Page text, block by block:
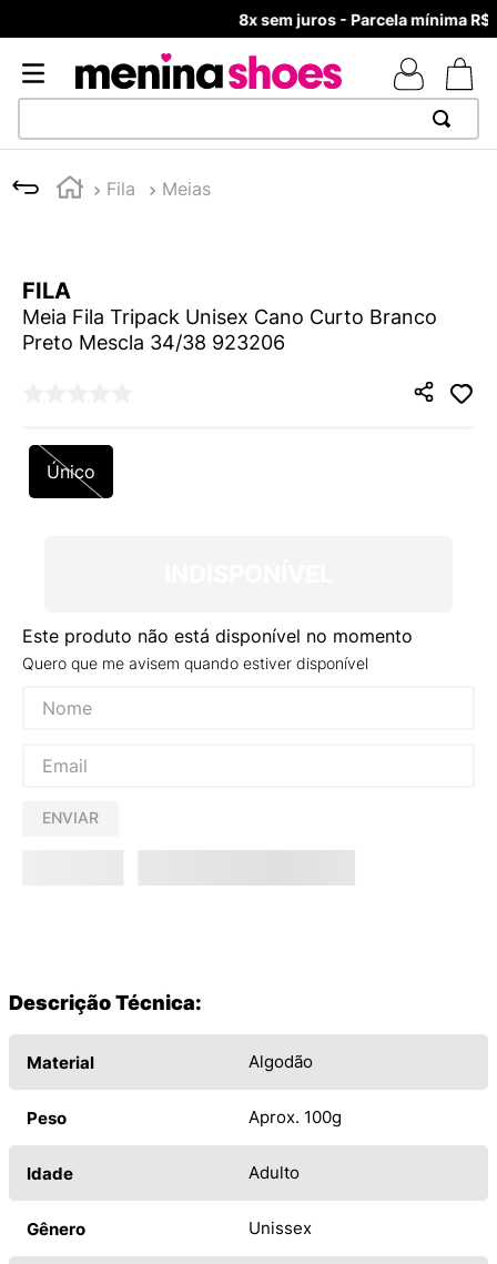
8x sem juros - Parcela mínima R$ 70,00
Fila Meias
FILA
Meia Fila Tripack Unisex Cano Curto Branco
Preto Mescla 34/38 923206
Único
Este produto não está disponível no momento
Quero que me avisem quando estiver disponível
ENVIAR
Descrição Técnica:
Material Algodão
Peso Aprox. 100g
Idade Adulto
Gênero Unissex
1
TÊNIS NEWS BALANCE 530
4º
NEW 9060
5º
ADIDAS
º
VANS TÊNIS VANS ULTRARANGE